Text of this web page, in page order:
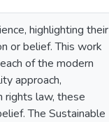
highlighting their
or belief. This work
of the modern
approach,
rights law, these
The Sustainable